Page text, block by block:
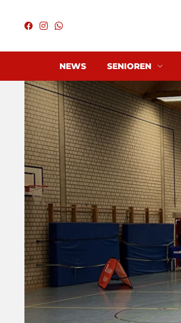
NEWS SENIOREN